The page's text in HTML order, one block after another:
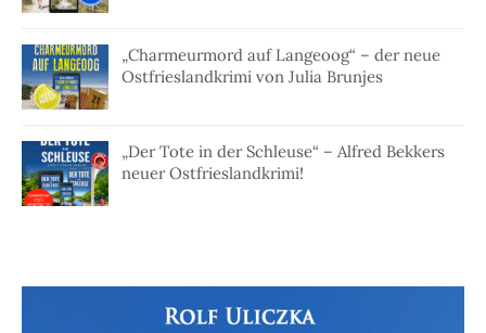
„Charmeurmord auf Langeoog“ – der neue
Ostfrieslandkrimi von Julia Brunjes
„Der Tote in der Schleuse“ – Alfred Bekkers
neuer Ostfrieslandkrimi!